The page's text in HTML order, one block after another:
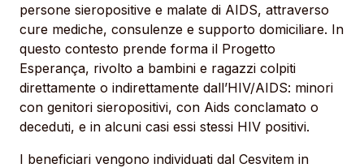
persone sieropositive e malate di AIDS, attraverso
cure mediche, consulenze e supporto domiciliare. In
questo contesto prende forma il Progetto
Esperança, rivolto a bambini e ragazzi colpiti
direttamente o indirettamente dall’HIV/AIDS: minori
con genitori sieropositivi, con Aids conclamato o
deceduti, e in alcuni casi essi stessi HIV positivi.
I beneficiari vengono individuati dal Cesvitem in